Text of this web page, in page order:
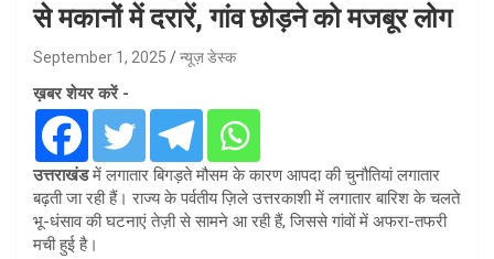
से मकानों में दरारें, गांव छोड़ने को मजबूर लोग
September 1, 2025 न्यूज़ डेस्क
ख़बर शेयर करें -
उत्तराखंडमें लगातार बिगड़ते मौसम के कारण आपदा की चुनौतियां लगातार
बढ़ती जा रही हैं। राज्य के पर्वतीय ज़िले उत्तरकाशी में लगातार बारिश के चलते
भू-धंसाव की घटनाएं तेज़ी से सामने आ रही हैं, जिससे गांवों में अफरा-तफरी
मची हुई है।